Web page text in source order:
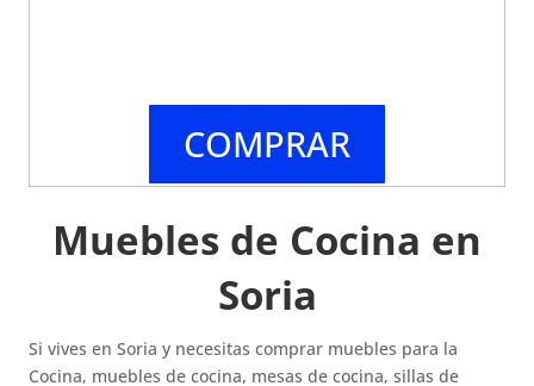
COMPRAR
Muebles de Cocina en
Soria
Si vives en Soria y necesitas comprar muebles para la
Cocina, muebles de cocina, mesas de cocina, sillas de